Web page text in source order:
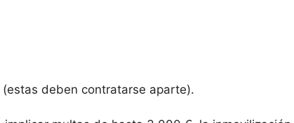
deben contratarse aparte).